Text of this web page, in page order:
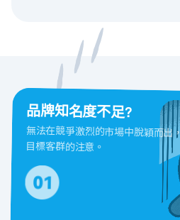
品牌知名度不足?
無法在競爭激烈的市場中脫穎而出
目標客群的注意。